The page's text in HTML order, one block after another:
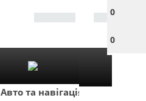
0
0
Авто та навігація